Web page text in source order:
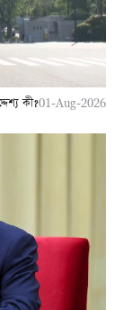
কী?01-Aug-2026